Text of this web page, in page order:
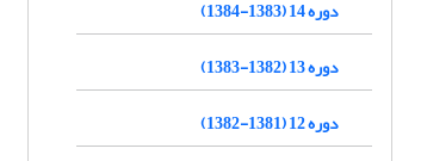
دوره 14 (1383-1384)
دوره 13 (1382-1383)
دوره 12 (1381-1382)